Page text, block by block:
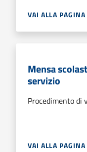
VAI ALLA PAGINA
Mensa
servizio
Procedimento di
VAI ALLA PAGINA